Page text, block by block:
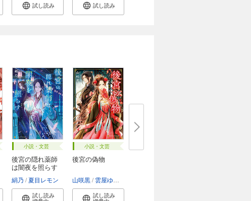
試し読み 試し読み
白石朗・他
小説・文芸
後宮の隠れ薬師
は闇夜を照らす
絹乃 夏目レモン
試し読み
小説・文芸
後宮の偽物
山咲黒 雲屋ゆきお
試し読み